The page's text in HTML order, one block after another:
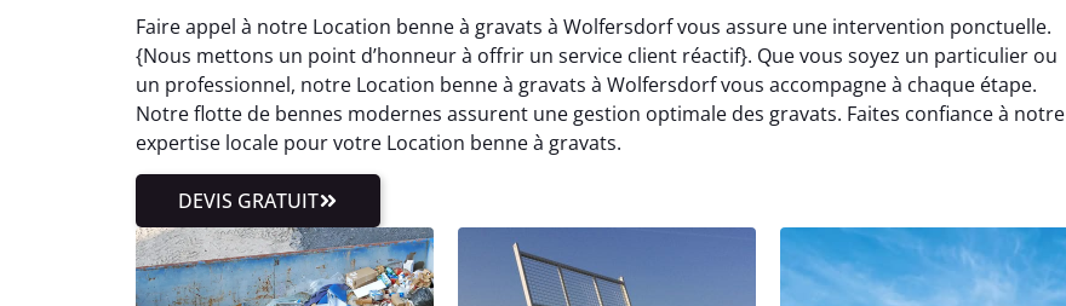
Faire appel à notre Location benne à gravats à Wolfersdorf vous assure une intervention ponctuelle.
{Nous mettons un point d’honneur à offrir un service client réactif}. Que vous soyez un particulier ou
un professionnel, notre Location benne à gravats à Wolfersdorf vous accompagne à chaque étape.
Notre flotte de bennes modernes assurent une gestion optimale des gravats. Faites confiance à notre
expertise locale pour votre Location benne à gravats.
DEVIS GRATUIT